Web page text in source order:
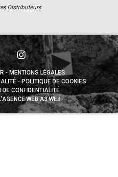
Distributeurs
MENTIONS LÉGALES
POLITIQUE DE COOKIES
DE CONFIDENTIALITÉ
WEB A3 WEB